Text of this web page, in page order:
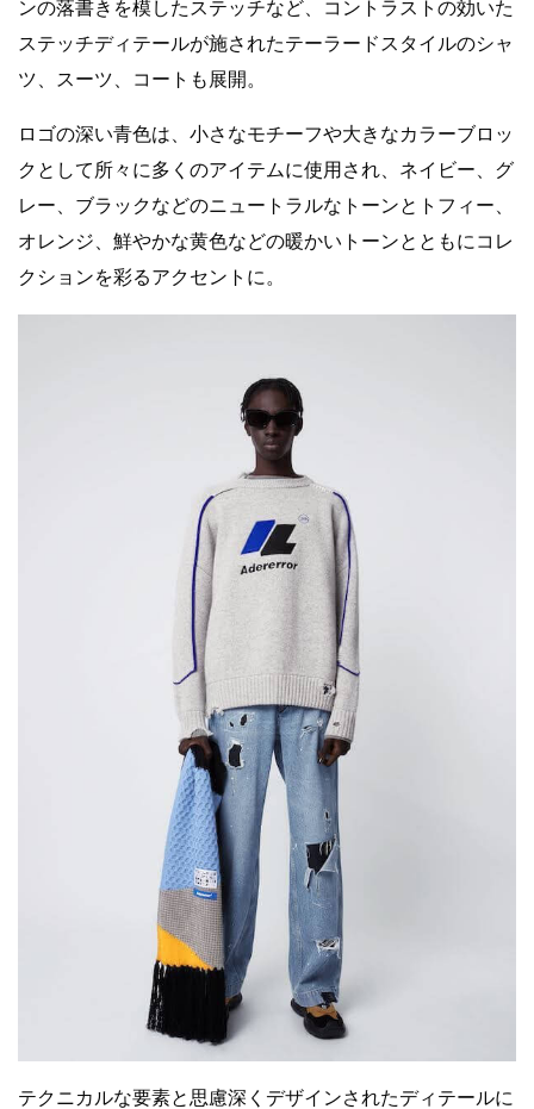
ンの落書きを模したステッチなど、コントラストの効いた
ステッチディテールが施されたテーラードスタイルのシャ
ツ、スーツ、コートも展開。
ロゴの深い青色は、小さなモチーフや大きなカラーブロッ
クとして所々に多くのアイテムに使用され、ネイビー、グ
レー、ブラックなどのニュートラルなトーンとトフィー、
オレンジ、鮮やかな黄色などの暖かいトーンとともにコレ
クションを彩るアクセントに。
テクニカルな要素と思慮深くデザインされたディテールに